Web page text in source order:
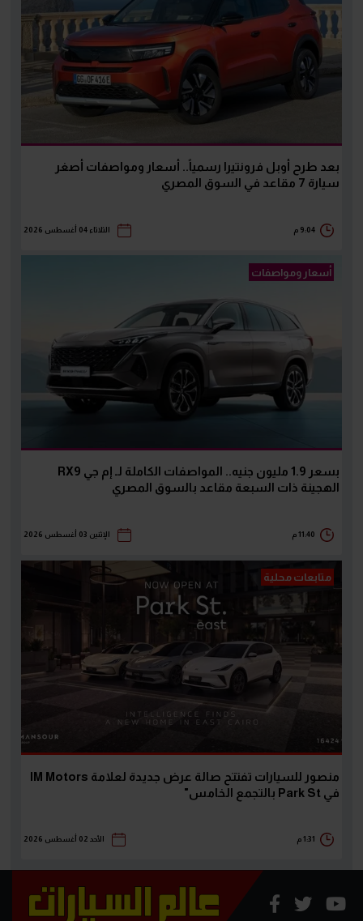
بعد طرح أوبل فرونتيرا رسمياً.. أسعار ومواصفات أصغر
سيارة 7 مقاعد في السوق المصري
9:04 م الثلاثاء 04 أغسطس 2026
أسعار ومواصفات
بسعر 1.9 مليون جنيه.. المواصفات الكاملة لـ إم جي RX9
الهجينة ذات السبعة مقاعد بالسوق المصري
11:40 م الإثنين 03 أغسطس 2026
متابعات محلية
منصور للسيارات تفتتح صالة عرض جديدة لعلامة IM Motors
في Park St بالتجمع الخامس"
1:31 م الأحد 02 أغسطس 2026